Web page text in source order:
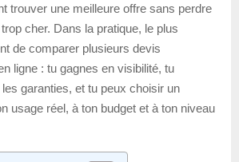
trouver une meilleure offre sans perdre
cher. Dans la pratique, le plus
de comparer plusieurs devis
ligne : tu gagnes en visibilité, tu
garanties, et tu peux choisir un
usage réel, à ton budget et à ton niveau